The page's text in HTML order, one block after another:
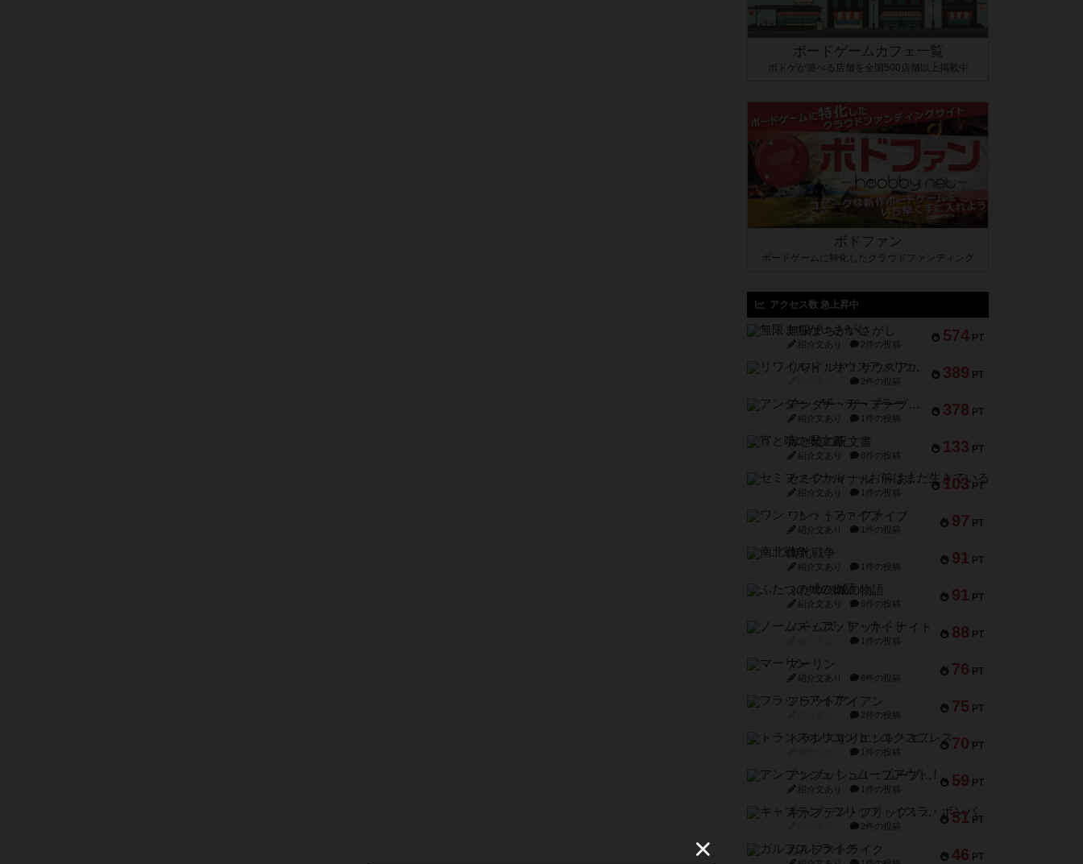
ボードゲームカフェ一覧
ボドゲが遊べる店舗を全国500店舗以上掲載中
ボドファン
ボードゲームに特化したクラウドファンディング
アクセス数 急上昇中
574 PT
無限まちがいさがし
紹介文あり 2件の投稿
389 PT
リワイルド：サウスアメリカ
2件の投稿
378 PT
アンダー・ザ・テーブラー
紹介文あり 1件の投稿
133 PT
宵と暁の呪文書
紹介文あり 8件の投稿
103 PT
セミファイナル ～お前はまだ生きている～
紹介文あり 1件の投稿
97 PT
ワン・トゥ・ファイブ
紹介文あり 1件の投稿
91 PT
南北戦争
紹介文あり 1件の投稿
91 PT
ふたつの城の物語
紹介文あり 6件の投稿
88 PT
ノームズ・アット・ナイト
1件の投稿
76 PT
マーリン
紹介文あり 6件の投稿
75 PT
フラットアイアン
2件の投稿
70 PT
トランスオリエント・エクスプレス
1件の投稿
59 PT
アンブッシュ！：ムーブアウト！
紹介文あり 1件の投稿
51 PT
キャプテン・フリップ：イスラ・ボンバ
2件の投稿
46 PT
ガルフストライク